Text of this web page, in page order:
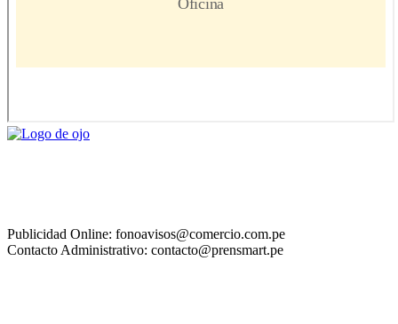
Publicidad Online: fonoavisos@comercio.com.pe
Contacto Administrativo: contacto@prensmart.pe